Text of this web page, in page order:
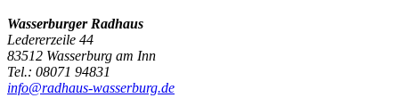
Wasserburger Radhaus
Ledererzeile 44
83512 Wasserburg am Inn
Tel.: 08071 94831
info@radhaus-wasserburg.de